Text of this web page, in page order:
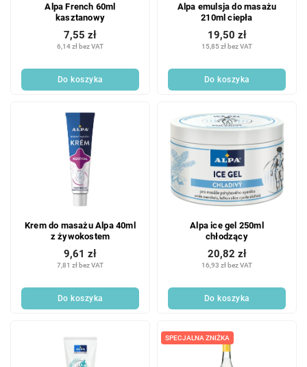
Alpa French 60ml
kasztanowy
6,14 zł bez VAT
7,55 zł
Do koszyka
Alpa emulsja do masażu
210ml ciepła
15,85 zł bez VAT
19,50 zł
Do koszyka
Krem do masażu Alpa 40ml
z żywokostem
7,81 zł bez VAT
9,61 zł
Do koszyka
Alpa ice gel 250ml
chłodzący
16,93 zł bez VAT
20,82 zł
Do koszyka
SPECJALNA ZNIŻKA